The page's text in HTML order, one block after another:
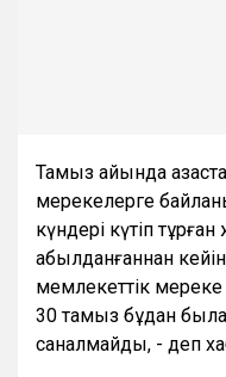
Тамыз айында
мерекелерге
күндері күтіп
қабылданғаннан
мемлекеттік мереке
30 тамыз бұдан
саналмайды, - деп